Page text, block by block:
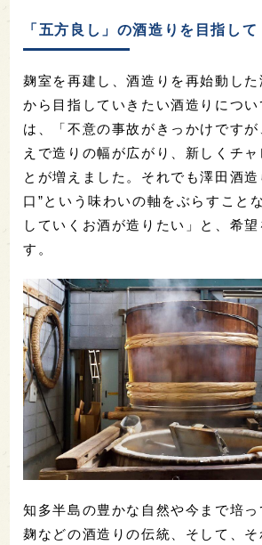
「五方良し」の酒造りを目指して
麹室を再建し、酒造りを再始動し
から目指していきたい酒造りについ
は、「不意の事故がきっかけです
えで造りの幅が広がり、新しくチャ
とが増えました。それでも澤田酒造
口”という味わいの軸をぶらすこと
していくお酒が造りたい」と、希望
す。
知多半島の豊かな自然や今まで培
麹などの酒造りの伝統、そして、そ